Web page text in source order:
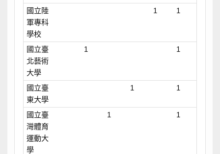
國立陸
軍專科
學校
1 1
國立臺
北藝術
大學
1 1
國立臺
東大學
1 1
國立臺
灣體育
運動大
學
1 1